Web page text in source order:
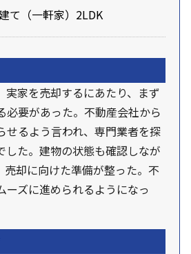
て（一軒家）2LDK
実家を売却するにあたり、まず
必要があった。不動産会社から
せるよう言われ、専門業者を探
した。建物の状態も確認しなが
売却に向けた準備が整った。不
ーズに進められるようになっ